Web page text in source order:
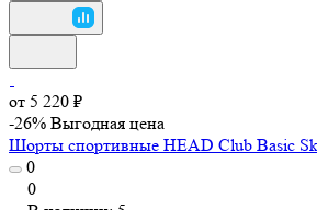
от 5 220 ₽
-26% Выгодная цена
Шорты спортивные HEAD Club Basic
0
0